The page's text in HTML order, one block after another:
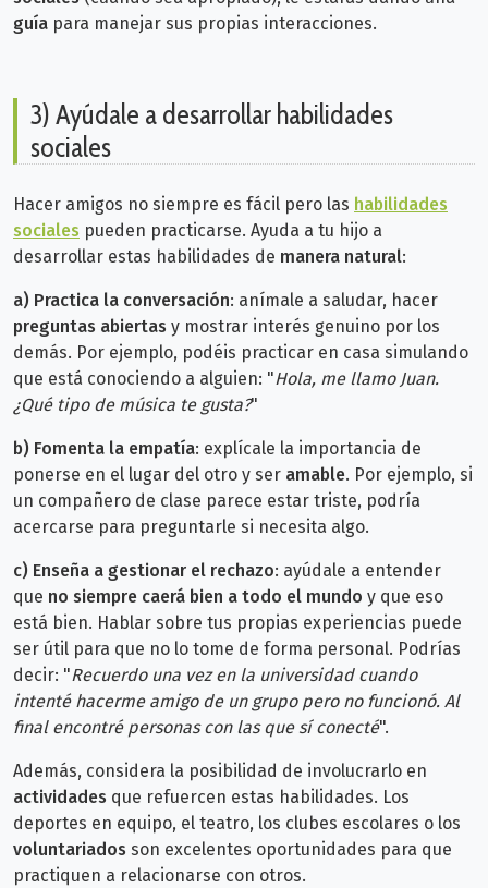
guía para manejar sus propias interacciones.
3) Ayúdale a desarrollar habilidades
sociales
Hacer amigos no siempre es fácil pero las habilidades
sociales pueden practicarse. Ayuda a tu hijo a
desarrollar estas habilidades de manera natural:
a) Practica la conversación: anímale a saludar, hacer
preguntas abiertas y mostrar interés genuino por los
demás. Por ejemplo, podéis practicar en casa simulando
que está conociendo a alguien: "Hola, me llamo Juan.
¿Qué tipo de música te gusta?"
b) Fomenta la empatía: explícale la importancia de
ponerse en el lugar del otro y ser amable. Por ejemplo, si
un compañero de clase parece estar triste, podría
acercarse para preguntarle si necesita algo.
c) Enseña a gestionar el rechazo: ayúdale a entender
que no siempre caerá bien a todo el mundo y que eso
está bien. Hablar sobre tus propias experiencias puede
ser útil para que no lo tome de forma personal. Podrías
decir: "Recuerdo una vez en la universidad cuando
intenté hacerme amigo de un grupo pero no funcionó. Al
final encontré personas con las que sí conecté".
Además, considera la posibilidad de involucrarlo en
actividades que refuercen estas habilidades. Los
deportes en equipo, el teatro, los clubes escolares o los
voluntariados son excelentes oportunidades para que
practiquen a relacionarse con otros.